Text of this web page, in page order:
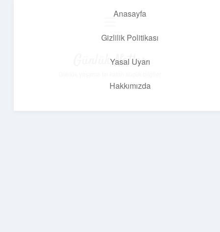
Anasayfa
Gizlilik Politikası
Yasal Uyarı
Hakkımızda
Günlük Notlar